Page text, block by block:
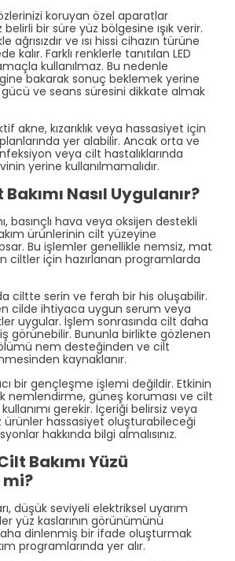
koruyan özel aparatlar
belirli bir süre yüz bölgesine ışık verir.
ağrısızdır ve ısı hissi cihazın türüne
kalır. Farklı renklerle tanıtılan LED
kullanılmaz. Bu nedenle
bakarak sonuç beklemek yerine
ve seans süresini dikkate almak
akne, kızarıklık veya hassasiyet için
yer alabilir. Ancak orta ve
veya cilt hastalıklarında
yerine kullanılmamalıdır.
Nasıl Uygulanır?
basınçlı hava veya oksijen destekli
ürünlerinin cilt yüzeyine
Bu işlemler genellikle nemsiz, mat
ciltler için hazırlanan programlarda
ciltte serin ve ferah bir his oluşabilir.
cilde ihtiyaca uygun serum veya
uygular. İşlem sonrasında cilt daha
görünebilir. Bununla birlikte gözlenen
nem desteğinden ve cilt
kaynaklanır.
bir gençleşme işlemi değildir. Etkinin
nemlendirme, güneş koruması ve cilt
gerekir. İçeriği belirsiz veya
ürünler hassasiyet oluşturabileceği
hakkında bilgi almalısınız.
Bakımı Yüzü
düşük seviyeli elektriksel uyarım
yüz kaslarının görünümünü
dinlenmiş bir ifade oluşturmak
programlarında yer alır.